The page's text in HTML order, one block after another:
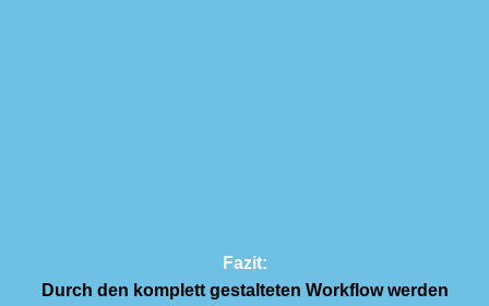
Fazit:
Durch den komplett gestalteten Workflow werden